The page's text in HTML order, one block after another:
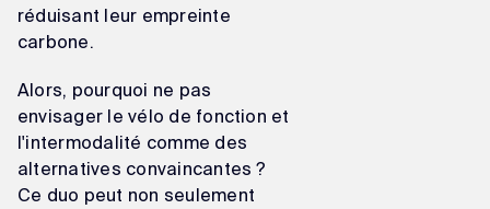
réduisant leur empreinte
carbone.
Alors, pourquoi ne pas
envisager le vélo de fonction et
l'intermodalité comme des
alternatives convaincantes ?
Ce duo peut non seulement